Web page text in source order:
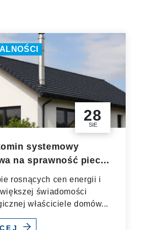
28
SIE
systemowy
na sprawność pieca
jednorodzinnym?
rosnących cen energii i
świadomości
właściciele domów...